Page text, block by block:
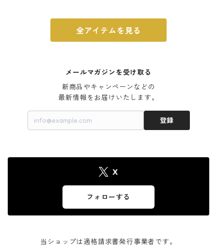
全アイテムを見る
メールマガジンを受け取る
新商品やキャンペーンなどの
最新情報をお届けいたします。
登録
X
フォローする
当ショップは適格請求書発行事業者です。